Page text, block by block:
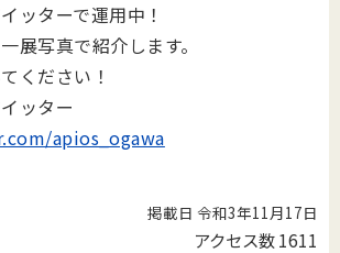
ッターで運用中！
展写真で紹介します。
ください！
ッター
apios_ogawa
掲載日 令和3年11月17日
アクセス数1611